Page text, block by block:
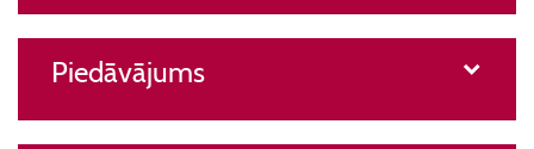
Piedāvājums